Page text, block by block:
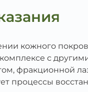
кожного
с
фракционной
процессы